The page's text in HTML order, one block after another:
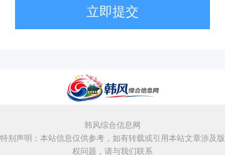
立即提交
韩风综合信息网
特别声明：本站信息仅供参考，如有转载或引用本站文章涉及版
权问题，请与我们联系